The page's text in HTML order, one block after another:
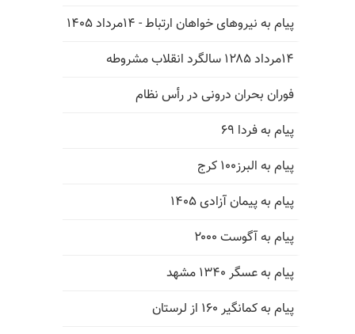
پیام به نیروهای خواهان ارتباط - ۱۴مرداد ۱۴۰۵
۱۴مرداد ۱۲۸۵ سالگرد انقلاب مشروطه
فوران بحران درونی در رأس نظام
پیام به فردا ۶۹
پیام به البرز۱۰۰ کرج
پیام به پیمان آزادی ۱۴۰۵
پیام به آگوست ۲۰۰۰
پیام به عسگر ۱۳۴۰ مشهد
پیام به کمانگیر ۱۶۰ از لرستان